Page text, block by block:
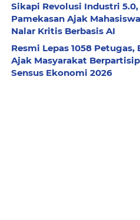
Sikapi Revolusi Industri
Pamekasan Ajak
Nalar Kritis Berbasis AI
Resmi Lepas 1058
Ajak Masyarakat
Sensus Ekonomi 2026